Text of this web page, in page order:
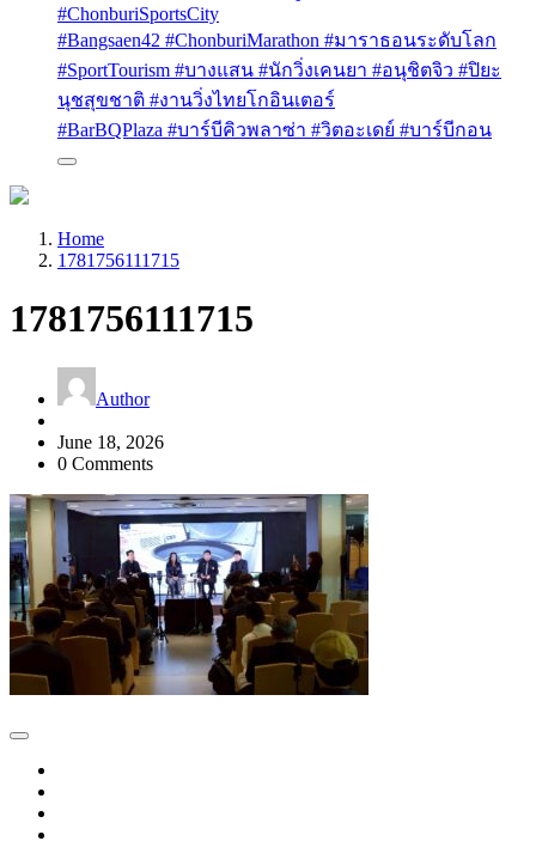
#ChonburiSportsCity
#Bangsaen42 #ChonburiMarathon #มาราธอนระดับโลก
#SportTourism #บางแสน #นักวิ่งเคนยา #อนุชิตจิว #ปิยะ
นุชสุขชาติ #งานวิ่งไทยโกอินเตอร์
#BarBQPlaza #บาร์บีคิวพลาซ่า #วิตอะเดย์ #บาร์บีกอน
Home
1781756111715
1781756111715
Author
June 18, 2026
0 Comments